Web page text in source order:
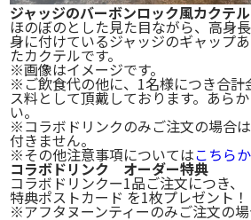
ジャッジのバーボンロック風カクテル
ほのぼのとした見た目ながら、高身
身に付けているジャッジのギャップ
たカクテルです。
※画像はイメージです。
※ご飲食代の他に、1名様につき合計
ス料として頂戴しております。あら
い。
※コラボドリンクのみご注文の場合は
付きません。
※その他注意事項についてはこちら
コラボドリンク オーダー特典
コラボドリンクー1品ご注文につき、
特典ポストカード を1枚プレゼント！
※アフタヌーンティーのみご注文の